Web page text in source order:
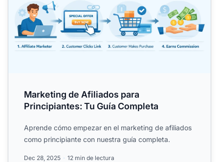
Marketing de Afiliados para
Principiantes: Tu Guía Completa
Aprende cómo empezar en el marketing de afiliados
como principiante con nuestra guía completa.
Dec 28, 2025 12 min de lectura